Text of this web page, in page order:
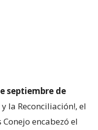
septiembre de
la Reconciliación!, el
encabezó el